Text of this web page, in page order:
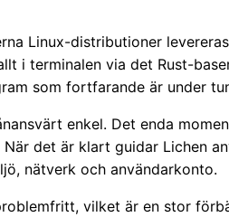
Linux-distributioner
i terminalen via det Rust-
som fortfarande är under
enkel. Det enda
det är klart guidar Lichen
nätverk och användarkonto.
vilket är en stor